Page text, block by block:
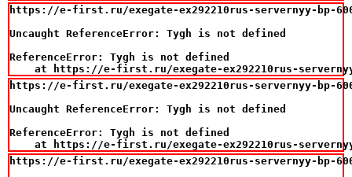
https://e-first.ru/exegate-ex292210rus-servernyy-bp-
Uncaught ReferenceError: Tygh is not defined
ReferenceError: Tygh is not defined
at https://e-first.ru/exegate-ex292210rus-
https://e-first.ru/exegate-ex292210rus-servernyy-bp-
Uncaught ReferenceError: Tygh is not defined
ReferenceError: Tygh is not defined
at https://e-first.ru/exegate-ex292210rus-
https://e-first.ru/exegate-ex292210rus-servernyy-bp-